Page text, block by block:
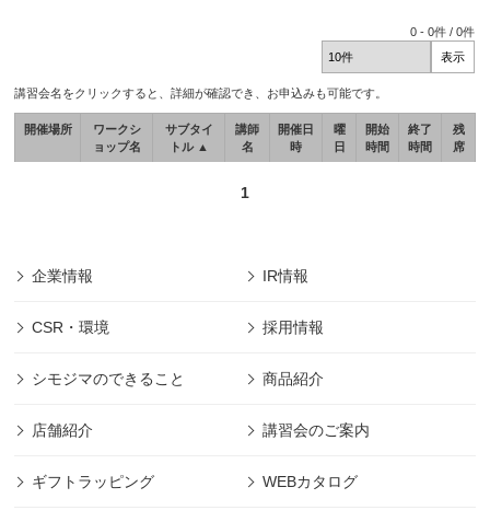
0 -0件 /0件
講習会名をクリックすると、詳細が確認でき、お申込みも可能です。
開催場所
ワークシ
ョップ名
サブタイ
トル ▲
講師
名
開催日
時
曜
日
開始
時間
終了
時間
残
席
1
企業情報 IR情報
CSR・環境 採用情報
シモジマのできること 商品紹介
店舗紹介 講習会のご案内
ギフトラッピング WEBカタログ